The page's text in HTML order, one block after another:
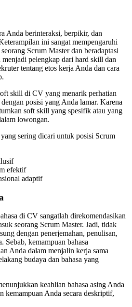
Anda berinteraksi, berpikir, dan
ini sangat mempengaruhi
Scrum Master dan beradaptasi
pelengkap dari hard skill dan
tentang etos kerja Anda dan cara
skill di CV yang menarik perhatian
posisi yang Anda lamar. Karena
soft skill yang spesifik atau yang
lowongan.
sering dicari untuk posisi Scrum
efektif
adaptif
di CV sangatlah direkomendasikan
seorang Scrum Master. Jadi, tidak
dengan penerjemahan, penulisan,
Sebab, kemampuan bahasa
Anda dalam menjalin kerja sama
budaya dan bahasa yang
keahlian bahasa asing Anda
kemampuan Anda secara deskriptif,